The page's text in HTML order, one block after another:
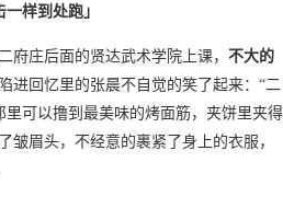
样到处跑」
府庄后面的贤达武术学院上课， 不大的
进回忆里的张晨不自觉的笑了起来：“二
可以撸到最美味的烤面筋，夹饼里夹得
皱眉头，不经意的裹紧了身上的衣服，